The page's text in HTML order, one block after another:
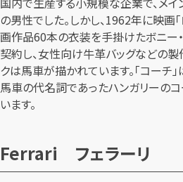
の男性でした。しかし、1962年に映画
画作品60本の衣装を手掛けたボニー
契約し、女性向け牛革バッグなどの製
クは馬車が描かれています。「コーチ」
馬車の代名詞であったハンガリーの
います。
Ferrari フェラーリ